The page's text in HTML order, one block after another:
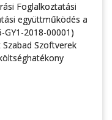
Foglalkoztatási
együttműködés a
GY1-2018-00001)
Szoftverek